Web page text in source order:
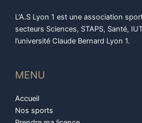
L’A.S Lyon 1 est une association
secteurs Sciences, STAPS, Santé,
l’université Claude Bernard Lyon 1.
MENU
Accueil
Nos sports